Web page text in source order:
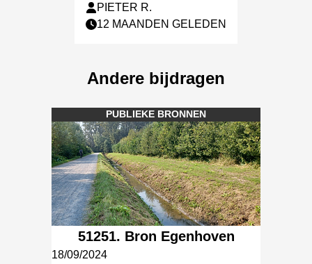
PIETER R.
12 MAANDEN GELEDEN
Andere bijdragen
PUBLIEKE BRONNEN
51251. Bron Egenhoven
18/09/2024